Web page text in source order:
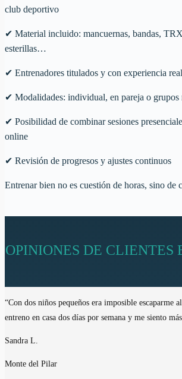
club deportivo
✔ Material incluido: mancuernas, bandas,
esterillas…
✔ Entrenadores titulados y con experiencia real
✔ Modalidades: individual, en pareja o grupos
✔ Posibilidad de combinar sesiones
online
✔ Revisión de progresos y ajustes continuos
Entrenar bien no es cuestión de horas, sino de
OPINIONES DE CLIENTES
“Con dos niños pequeños era imposible escaparme
entreno en casa dos días por semana y me siento
Sandra L.
Monte del Pilar